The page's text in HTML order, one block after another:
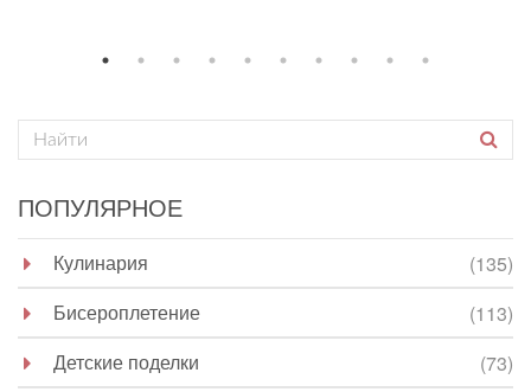
ПОПУЛЯРНОЕ
Кулинария
(135)
Бисероплетение
(113)
Детские поделки
(73)